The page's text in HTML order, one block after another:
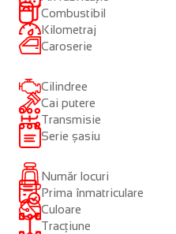
Combustibil
Kilometraj
Caroserie
Cilindree
Cai putere
Transmisie
Serie șasiu
Număr locuri
Prima înmatriculare
Culoare
Tracțiune